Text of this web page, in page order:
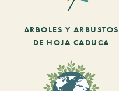
ARBOLES Y ARBUSTOS
DE HOJA CADUCA